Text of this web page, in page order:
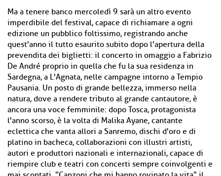
Ma a tenere banco mercoledì 9 sarà un altro evento
imperdibile del festival, capace di richiamare a ogni
edizione un pubblico foltissimo, registrando anche
quest'anno il tutto esaurito subito dopo l'apertura della
prevendita dei biglietti: il concerto in omaggio a Fabrizio
De André proprio in quella che fu la sua residenza in
Sardegna, a L'Agnata, nelle campagne intorno a Tempio
Pausania. Un posto di grande bellezza, immerso nella
natura, dove a rendere tributo al grande cantautore, è
ancora una voce femminile: dopo Tosca, protagonista
l'anno scorso, è la volta di Malika Ayane, cantante
eclettica che vanta allori a Sanremo, dischi d'oro e di
platino in bacheca, collaborazioni con illustri artisti,
autori e produttori nazionali e internazionali, capace di
riempire club e teatri con concerti sempre coinvolgenti e